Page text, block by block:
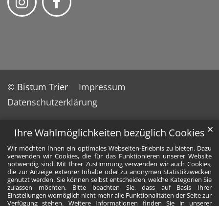
Ihre Wahlmöglichkeiten bezüglich Cookies
Wir möchten Ihnen ein optimales Webseiten-Erlebnis zu bieten. Dazu
verwenden wir Cookies, die für das Funktionieren unserer Website
notwendig sind. Mit Ihrer Zustimmung verwenden wir auch Cookies,
die zur Anzeige externer Inhalte oder zu anonymen Statistikzwecken
genutzt werden. Sie können selbst entscheiden, welche Kategorien Sie
zulassen möchten. Bitte beachten Sie, dass auf Basis Ihrer
Einstellungen womöglich nicht mehr alle Funktionalitäten der Seite zur
Verfügung stehen. Weitere Informationen finden Sie in unserer
✕
© Bistum Trier
Impressum
Datenschutzerklärung